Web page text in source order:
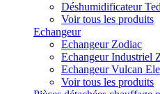
Déshumidificateur
Voir tous les produits
Echangeur
Echangeur Zodiac
Echangeur Industriel
Echangeur Vulcan
Voir tous les produits